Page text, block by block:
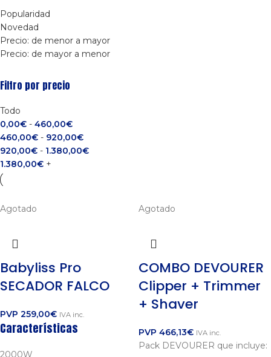
Popularidad
Novedad
Precio: de menor a mayor
Precio: de mayor a menor
Filtro por precio
Todo
0,00€ - 460,00€
460,00€ - 920,00€
920,00€ - 1.380,00€
1.380,00€ +
Agotado
Babyliss Pro
SECADOR FALCO
PVP 259,00€ IVA inc.
Características
2000W
Agotado
COMBO DEVOURER
Clipper + Trimmer
+ Shaver
PVP 466,13€ IVA inc.
Pack DEVOURER que incluye: